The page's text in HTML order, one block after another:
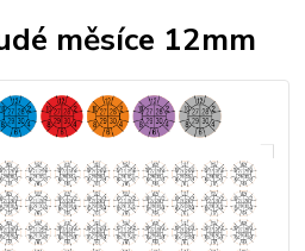
měsíce 12mm